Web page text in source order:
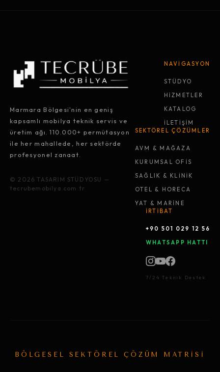
Marmara Bölgesi'nin en geniş
kapsamlı mobilya teknik servis ve
üretim ağı. 110.000+ permütasyon
ile her mahallede, her sektörde
profesyonel zanaat.
© 2026 TASARIM STÜDYOSU —
tecrubemobilya.com.tr
NAVİGASYON
STÜDYO
HİZMETLER
KATALOG
İLETİŞİM
SEKTÖREL ÇÖZÜMLER
AVM & MAĞAZA
KURUMSAL OFİS
SAĞLIK & KLİNİK
OTEL & HORECA
YAT & MARİNE
İRTİBAT
+90 501 029 12 56
WHATSAPP HATTI
7/24 Teknik Destek
BÖLGESEL SEKTÖREL ÇÖZÜM MATRİSİ